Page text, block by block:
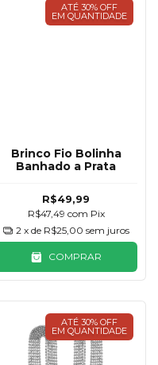
ATÉ 30% OFF
EM QUANTIDADE
Brinco Fio Bolinha
Banhado a Prata
R$49,99
R$47,49 com Pix
2 x de R$25,00 sem juros
COMPRAR
ATÉ 30% OFF
EM QUANTIDADE